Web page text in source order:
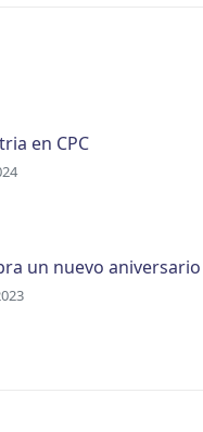
en CPC
un nuevo aniversario